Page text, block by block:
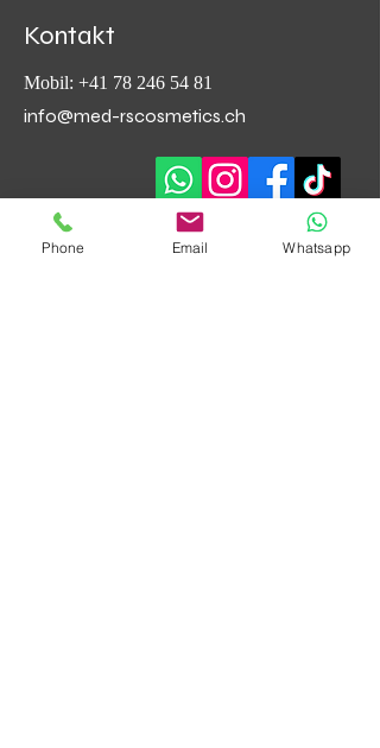
Kontakt
Mobil: +41 78 246 54 81
info@med-rscosmetics.ch
Öffnungszeiten
Phone Email Whatsapp